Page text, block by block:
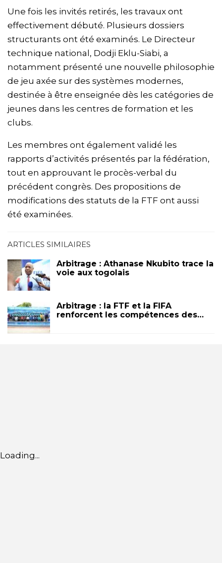
Une fois les invités retirés, les travaux ont
effectivement débuté. Plusieurs dossiers
structurants ont été examinés. Le Directeur
technique national, Dodji Eklu-Siabi, a
notamment présenté une nouvelle philosophie
de jeu axée sur des systèmes modernes,
destinée à être enseignée dès les catégories de
jeunes dans les centres de formation et les
clubs.
Les membres ont également validé les
rapports d’activités présentés par la fédération,
tout en approuvant le procès-verbal du
précédent congrès. Des propositions de
modifications des statuts de la FTF ont aussi
été examinées.
ARTICLES SIMILAIRES
Arbitrage : Athanase Nkubito trace la
voie aux togolais
Arbitrage : la FTF et la FIFA
renforcent les compétences des…
Loading...